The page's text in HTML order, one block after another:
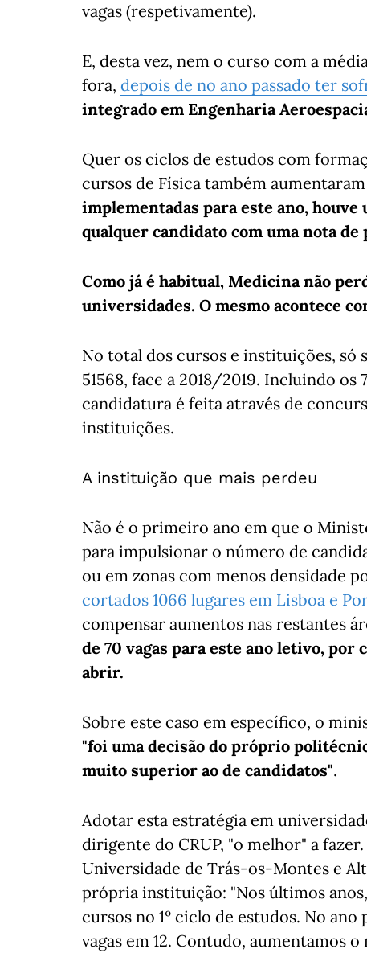
vagas (respetivamente).
E, desta vez, nem o curso com a
fora, depois de no ano passado ter
integrado em Engenharia
Quer os ciclos de estudos com
cursos de Física também
implementadas para este ano,
qualquer candidato com uma nota de
Como já é habitual, Medicina não
universidades. O mesmo acontece
No total dos cursos e instituições, só
51568, face a 2018/2019. Incluindo os
candidatura é feita através de
instituições.
A instituição que mais perdeu
Não é o primeiro ano em que o
para impulsionar o número de
ou em zonas com menos densidade
cortados 1066 lugares em Lisboa e
compensar aumentos nas restantes
de 70 vagas para este ano letivo, por
abrir.
Sobre este caso em específico, o
"foi uma decisão do próprio
muito superior ao de candidatos".
Adotar esta estratégia em
dirigente do CRUP, "o melhor" a
Universidade de Trás-os-Montes e
própria instituição: "Nos últimos
cursos no 1º ciclo de estudos. No ano
vagas em 12. Contudo, aumentamos